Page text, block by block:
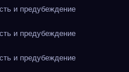
и предубеждение
и предубеждение
и предубеждение